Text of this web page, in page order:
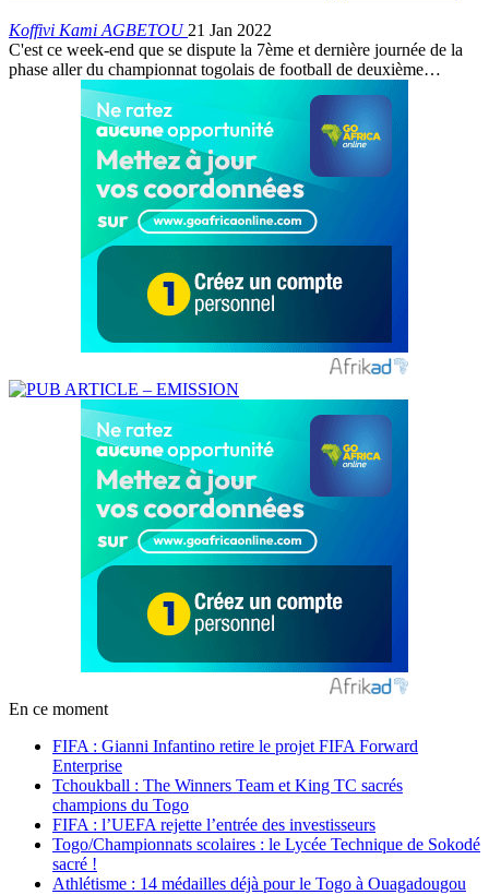
Koffivi Kami AGBETOU 21 Jan 2022
C'est ce week-end que se dispute la 7ème et dernière journée de la
phase aller du championnat togolais de football de deuxième…
En ce moment
FIFA : Gianni Infantino retire le projet FIFA Forward
Enterprise
Tchoukball : The Winners Team et King TC sacrés
champions du Togo
FIFA : l’UEFA rejette l’entrée des investisseurs
Togo/Championnats scolaires : le Lycée Technique de Sokodé
sacré !
Athlétisme : 14 médailles déjà pour le Togo à Ouagadougou